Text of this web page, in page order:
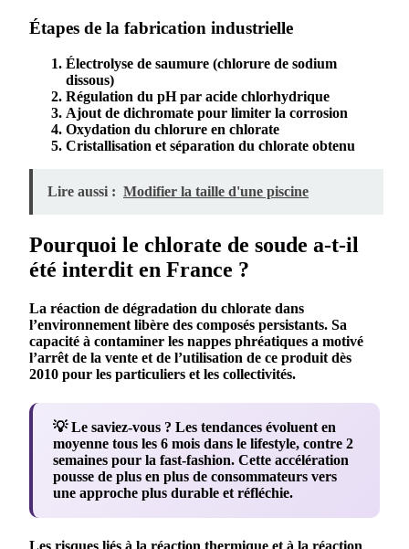
Étapes de la fabrication industrielle
Électrolyse de saumure (chlorure de sodium
dissous)
Régulation du pH par acide chlorhydrique
Ajout de dichromate pour limiter la corrosion
Oxydation du chlorure en chlorate
Cristallisation et séparation du chlorate obtenu
Lire aussi : Modifier la taille d'une piscine
Pourquoi le chlorate de soude a-t-il
été interdit en France ?
La réaction de dégradation du chlorate dans
l’environnement libère des composés persistants. Sa
capacité à contaminer les nappes phréatiques a motivé
l’arrêt de la vente et de l’utilisation de ce produit dès
2010 pour les particuliers et les collectivités.
💡 Le saviez-vous ? Les tendances évoluent en
moyenne tous les 6 mois dans le lifestyle, contre 2
semaines pour la fast-fashion. Cette accélération
pousse de plus en plus de consommateurs vers
une approche plus durable et réfléchie.
Les risques liés à la réaction thermique et à la réaction